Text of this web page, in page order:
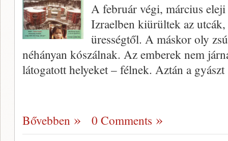
A február végi, március
Izraelben kiürültek az
ürességtől. A máskor oly
néhányan kószálnak. Az emberek nem
látogatott helyeket – félnek. Aztán a gyászt
Bővebben 0 Comments